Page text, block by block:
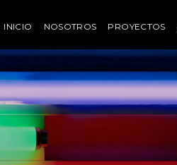
INICIO NOSOTROS PROYECTOS